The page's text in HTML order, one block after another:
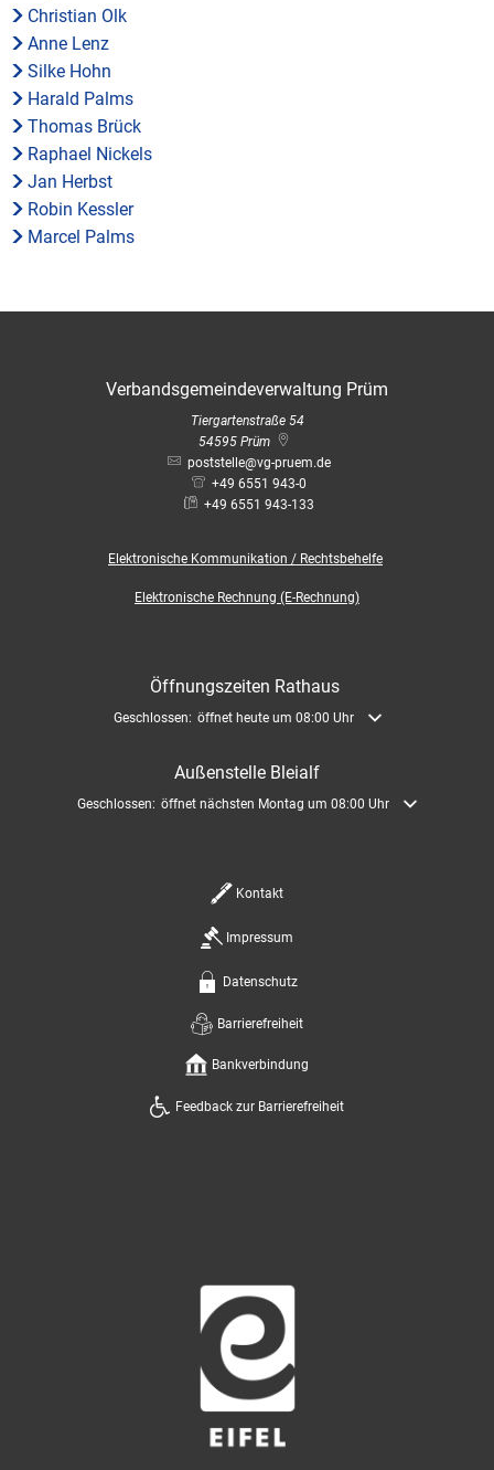
Christian Olk
Anne Lenz
Silke Hohn
Harald Palms
Thomas Brück
Raphael Nickels
Jan Herbst
Robin Kessler
Marcel Palms
Verbandsgemeindeverwaltung Prüm
Tiergartenstraße 54
54595 Prüm
poststelle@vg-pruem.de
+49 6551 943-0
+49 6551 943-133
Elektronische Kommunikation / Rechtsbehelfe
Elektronische Rechnung (E-Rechnung)
Öffnungszeiten Rathaus
Klicken, um weitere Öffnungs- oder Schließzeiten auszublenden
Geschlossen: öffnet heute um 08:00 Uhr
Außenstelle Bleialf
Klicken, um weitere Öffnungs- oder Schließzeiten auszublenden
Geschlossen: öffnet nächsten Montag um 08:00 Uhr
Kontakt
Impressum
Datenschutz
Barrierefreiheit
Bankverbindung
Feedback zur Barrierefreiheit